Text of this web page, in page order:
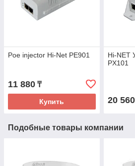
Poe injector Hi-Net PE901
11 880 ₸
Купить
Hi-NET
PX101
20 560
Подобные товары компании